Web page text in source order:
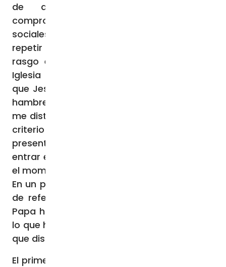
de algunos de los trabajadores
comprometidos en proyectos y obras
sociales, ha aprovechado la ocasión para
repetir que «la dimensión caritativa” es un
rasgo esencial de la misionariedad de la
Iglesia «desde sus orígenes», después de
que Jesús mismo, con sus palabras («tuve
hambre y me disteis de comer, tuve sed y
me disteis de beber»), ofreciera a todos «el
criterio para reconocerlo, para reconocerlo
presente en el mundo y la condición para
entrar en la alegría definitiva de su Reino en
el momento del juicio final».
En un pasaje clave de su discurso, jalonado
de referencias concretas y evocadoras, el
Papa ha invitado a todos a deshacerse de
lo que ha denominado tres «mitos» que hay
que disipar.
El primer «mito» que hay que eliminar es, en